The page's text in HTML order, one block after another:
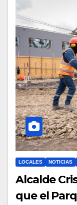
LOCALES NOTICIAS
Alcalde
que el